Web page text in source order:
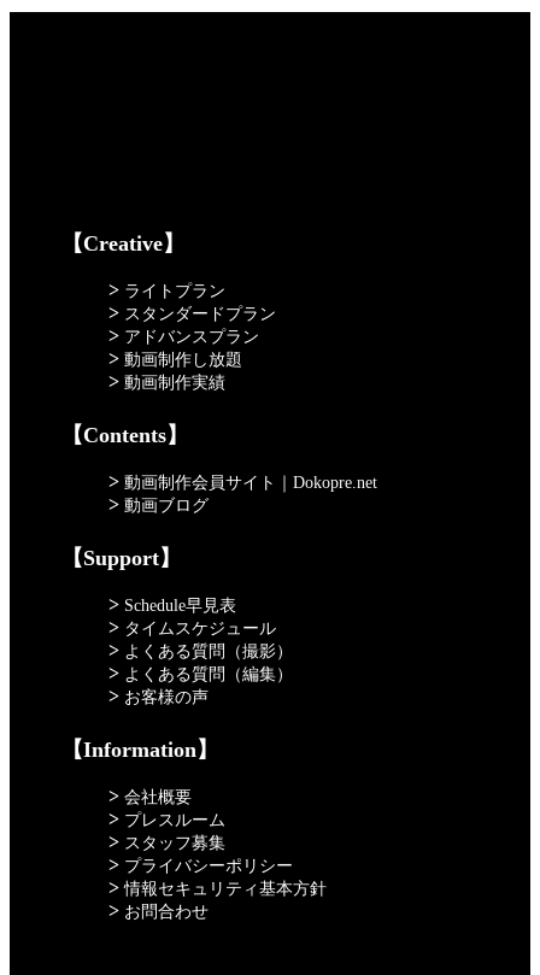
【Creative】
> ライトプラン
> スタンダードプラン
> アドバンスプラン
> 動画制作し放題
> 動画制作実績
【Contents】
> 動画制作会員サイト｜Dokopre.net
> 動画ブログ
【Support】
> Schedule早見表
> タイムスケジュール
> よくある質問（撮影）
> よくある質問（編集）
> お客様の声
【Information】
> 会社概要
> プレスルーム
> スタッフ募集
> プライバシーポリシー
> 情報セキュリティ基本方針
> お問合わせ